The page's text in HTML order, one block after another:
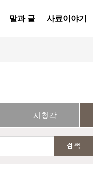
말과 글 사료이야기
시청각
검색